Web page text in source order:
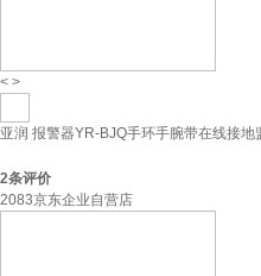
< >
亚润 报警器YR-BJQ手环手腕带在线接
2条评价
2083京东企业自营店